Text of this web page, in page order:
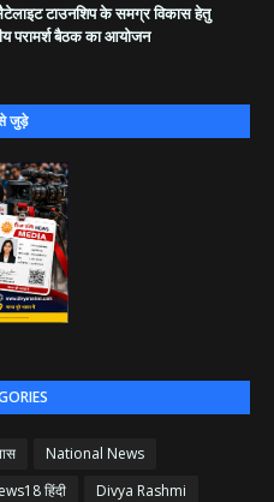
टाउनशिप के समग्र विकास हेतु
परामर्श बैठक का आयोजन
जुड़े
National News
हिंदी
Divya Rashmi